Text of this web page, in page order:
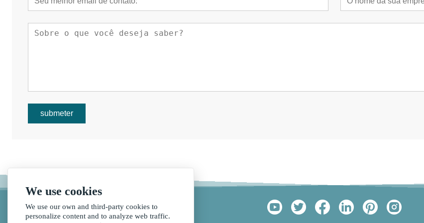
submeter
We use cookies
We use our own and third-party cookies to
personalize content and to analyze web traffic.